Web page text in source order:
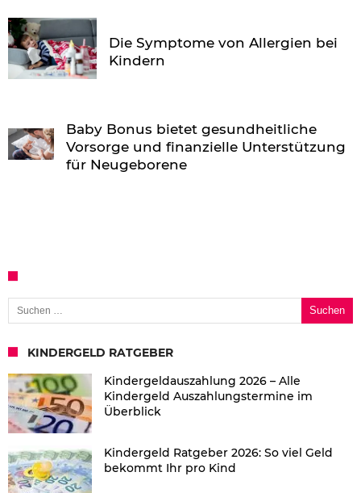
Die Symptome von Allergien bei
Kindern
Baby Bonus bietet gesundheitliche
Vorsorge und finanzielle Unterstützung
für Neugeborene
Suchen nach:
KINDERGELD RATGEBER
Kindergeldauszahlung 2026 – Alle
Kindergeld Auszahlungstermine im
Überblick
Kindergeld Ratgeber 2026: So viel Geld
bekommt Ihr pro Kind